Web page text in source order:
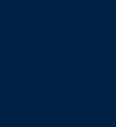
را با رویکردی